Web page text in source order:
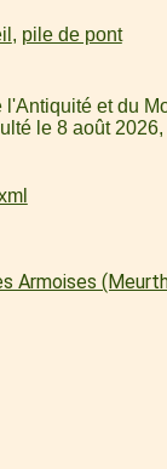
, pile de pont
et du
le 8 août 2026,
Armoises